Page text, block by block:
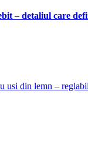
– detaliul care
usi din lemn –